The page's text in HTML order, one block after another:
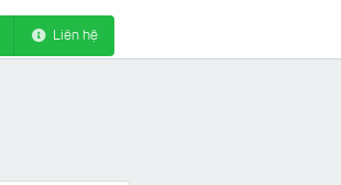
Liên hệ